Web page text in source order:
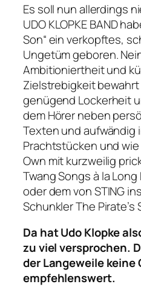
Es soll nun allerdings
UDO KLOPKE BAND
Son“ ein verkopftes,
Ungetüm geboren.
Ambitioniertheit und
Zielstrebigkeit
genügend Lockerheit
dem Hörer neben
Texten und aufwändig
Prachtstücken und wie
Own mit kurzweilig
Twang Songs à la
oder dem von STING
Schunkler The Pirate’s
Da hat Udo Klopke
zu viel versprochen.
der Langeweile
empfehlenswert.